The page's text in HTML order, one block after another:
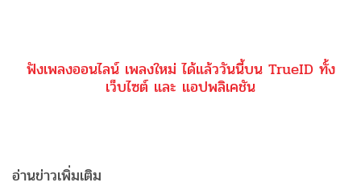
ฟังเพลงออนไลน์ เพลงใหม่ ได้แล้ววันนี้บน TrueID ทั้ง
เว็บไซต์ และ แอปพลิเคชัน
อ่านข่าวเพิ่มเติม